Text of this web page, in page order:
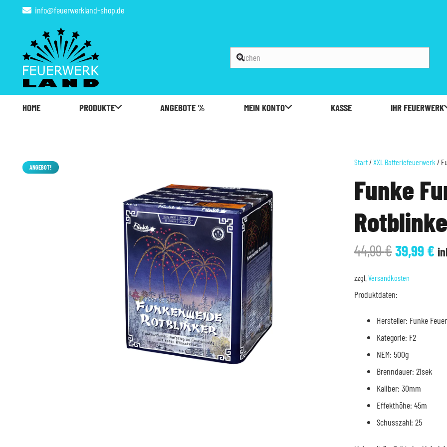
info@feuerwerkland-shop.de
HOME PRODUKTE ANGEBOTE % MEIN KONTO KASSE IHR FEUERWERK
ANGEBOT!
Start/XXL Batteriefeuerwerk /
Funke
44,99€
Preis
war:
44,99 €
39,99€
zzgl. Versandkosten
Produktdaten:
Hersteller: Funke
Kategorie: F2
NEM: 500g
Brenndauer: 21sek
Kaliber: 30mm
Effekthöhe: 45m
Schusszahl: 25